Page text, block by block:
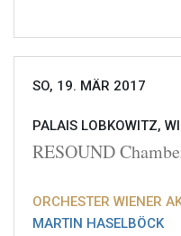
SO, 19. MÄR 2017
PALAIS LOBKOWITZ,
RESOUND
ORCHESTER WIENER
MARTIN HASELBÖCK